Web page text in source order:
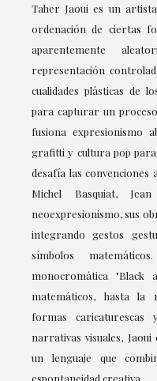
Taher Jaoui es un
ordenación de ciertas
aparentemente
representación
cualidades plásticas de
para capturar un
fusiona expresionismo
grafitti y cultura pop para
desafía las convenciones
Michel Basquiat,
neoexpresionismo, sus
integrando gestos
símbolos
monocromática "Black
matemáticos, hasta la
formas caricaturescas
narrativas visuales,
un lenguaje que
espontaneidad creativa